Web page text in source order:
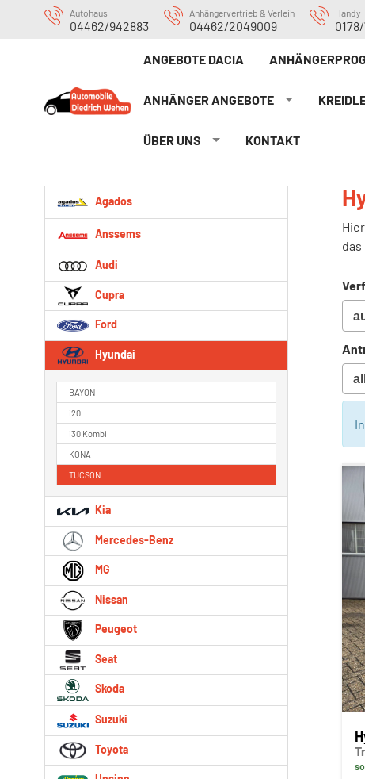
Autohaus
04462/942883
Anhängervertrieb & Verleih
04462/2049009
Handy
ANGEBOTE DACIA
ANHÄNGER ANGEBOTE
ÜBER UNS KONTAKT
das
Agados
Anssems
Audi
Cupra
Ford
Hyundai
BAYON
i20
i30 Kombi
KONA
TUCSON
Kia
Mercedes-Benz
MG
Nissan
Peugeot
Seat
Skoda
Suzuki
Toyota